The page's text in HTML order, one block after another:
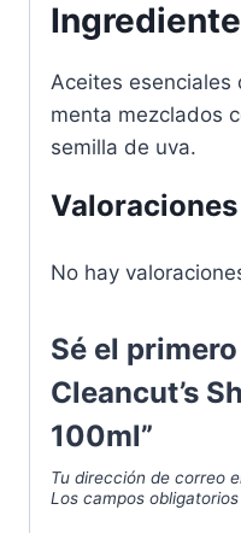
Aceites
menta mezclados
semilla de uva.
Valoraciones
No hay
Sé el
Cleancut’s
100ml”
Tu dirección de correo
Los campos